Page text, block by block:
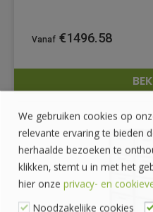
€1496.58
We gebruiken cookies op
relevante ervaring te bieden
herhaalde bezoeken te
klikken, stemt u in met het
hier onze privacy- en